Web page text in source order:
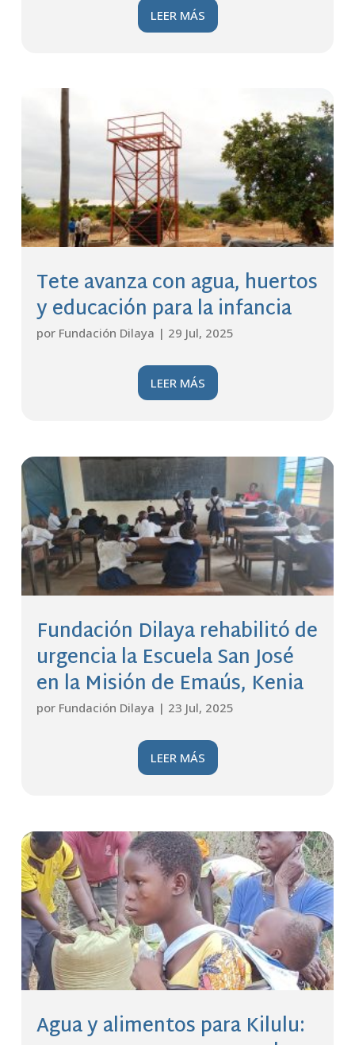
LEER MÁS
Tete avanza con agua, huertos
y educación para la infancia
por Fundación Dilaya | 29 Jul, 2025
LEER MÁS
Fundación Dilaya rehabilitó de
urgencia la Escuela San José
en la Misión de Emaús, Kenia
por Fundación Dilaya | 23 Jul, 2025
LEER MÁS
Agua y alimentos para Kilulu: